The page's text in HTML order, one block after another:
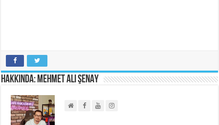
Hakkında: Mehmet Ali ŞENAY